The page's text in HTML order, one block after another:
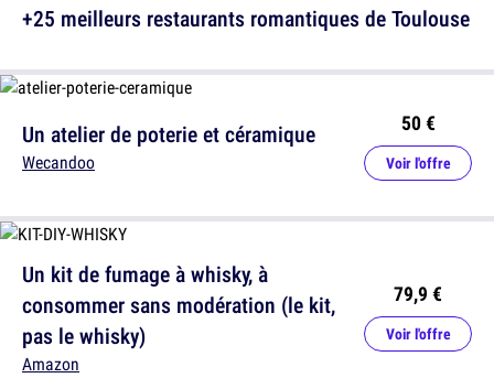
Un atelier de poterie et céramique
Wecandoo
50 €
Voir l'offre
Un kit de fumage à whisky, à
consommer sans modération (le kit,
pas le whisky)
Amazon
79,9 €
Voir l'offre
+25 meilleurs restaurants romantiques de Toulouse